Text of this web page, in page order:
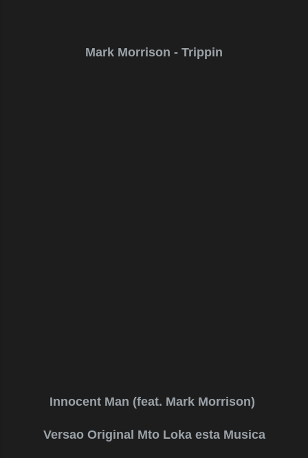
Mark Morrison - Trippin
Innocent Man (feat. Mark Morrison)
Versao Original Mto Loka esta Musica